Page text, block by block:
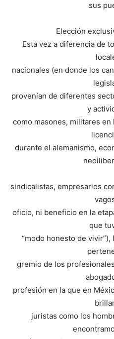
sus
Elección
Esta vez a diferencia de
nacionales (en donde los
provenían de diferentes
y
como masones, militares
durante el alemanismo,
sindicalistas, empresarios
oficio, ni beneficio en la
que
“modo honesto de
gremio de los
profesión en la que en
juristas como los